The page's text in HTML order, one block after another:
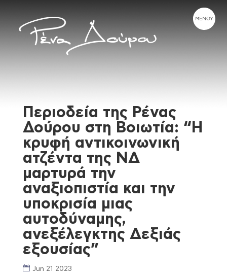
Περιοδεία της Ρένας
Δούρου στη Βοιωτία: “Η
κρυφή αντικοινωνική
ατζέντα της ΝΔ
μαρτυρά την
αναξιοπιστία και την
υποκρισία μιας
αυτοδύναμης,
ανεξέλεγκτης Δεξιάς
εξουσίας”
Jun 21 2023